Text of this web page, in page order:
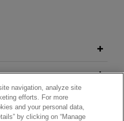
navigation, analyze site
efforts. For more
and your personal data,
by clicking on “Manage